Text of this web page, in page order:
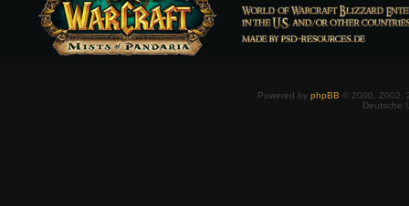
Powered by phpBB © 2000, 2002,
Deutsche